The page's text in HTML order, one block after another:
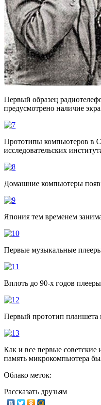
Первый образец
предусмотрено наличие
Прототипы компьютеров в
исследовательских
Домашние компьютеры
Япония тем временем
Первые музыкальные
Вплоть до 90-х годов
Первый прототип планшета
Как и все первые советские
память микрокомпьютера
Облако меток:
Рассказать друзьям